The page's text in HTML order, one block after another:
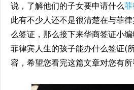
说，了解他们的子女要申请什么
此有不少人还不是很清楚在与菲
么签证，那么接下来华商签证小
菲律宾人生的孩子能办什么签证(
容，希望您看完这篇文章对您有所